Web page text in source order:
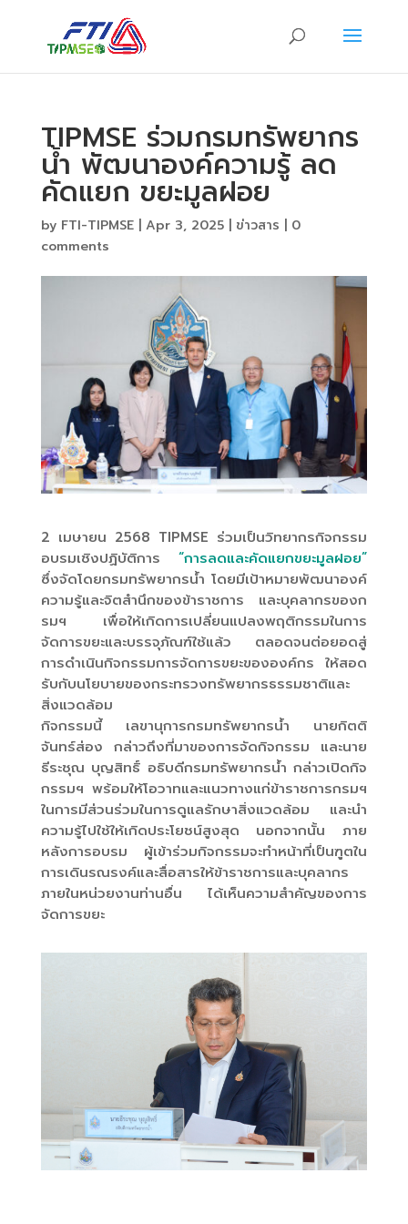
TIPMSE ร่วมกรมทรัพยากร
น้ำ พัฒนาองค์ความรู้ ลด
คัดแยก ขยะมูลฝอย
by FTI-TIPMSE| Apr 3, 2025| ข่าวสาร
0
comments
2 เมษายน 2568 TIPMSE ร่วมเป็นวิทยากรกิจกรรม
อบรมเชิงปฏิบัติการ“การลดและคัดแยกขยะมูลฝอย”
ซึ่งจัดโดยกรมทรัพยากรน้ำ โดยมีเป้าหมายพัฒนาองค์
ความรู้และจิตสำนึกของข้าราชการ และบุคลากรของก
รมฯ เพื่อให้เกิดการเปลี่ยนแปลงพฤติกรรมในการ
จัดการขยะและบรรจุภัณฑ์ใช้แล้ว ตลอดจนต่อยอดสู่
การดำเนินกิจกรรมการจัดการขยะขององค์กร ให้สอด
รับกับนโยบายของกระทรวงทรัพยากรธรรมชาติและ
สิ่งแวดล้อม
กิจกรรมนี้ เลขานุการกรมทรัพยากรน้ำ นายกิตติ
จันทร์ส่อง กล่าวถึงที่มาของการจัดกิจกรรม และนาย
ธีระชุณ บุญสิทธิ์ อธิบดีกรมทรัพยากรน้ำ กล่าวเปิดกิจ
กรรมฯ พร้อมให้โอวาทและแนวทางแก่ข้าราชการกรมฯ
ในการมีส่วนร่วมในการดูแลรักษาสิ่งแวดล้อม และนำ
ความรู้ไปใช้ให้เกิดประโยชน์สูงสุด นอกจากนั้น ภาย
หลังการอบรม ผู้เข้าร่วมกิจกรรมจะทำหน้าที่เป็นฑูตใน
การเดินรณรงค์และสื่อสารให้ข้าราชการและบุคลากร
ภายในหน่วยงานท่านอื่น ได้เห็นความสำคัญของการ
จัดการขยะ